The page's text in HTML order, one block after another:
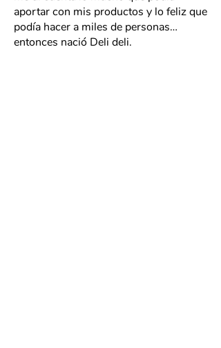
aportar con mis productos y lo feliz que
podía hacer a miles de personas…
entonces nació Deli deli.